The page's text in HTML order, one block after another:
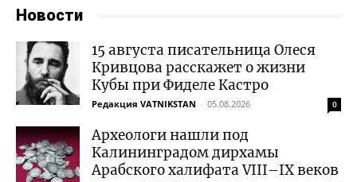
Новости
15 августа писательница Олеся
Кривцова расскажет о жизни
Кубы при Фиделе Кастро
Редакция VATNIKSTAN - 05.08.2026 0
Археологи нашли под
Калининградом дирхамы
Арабского халифата VIII–IX веков